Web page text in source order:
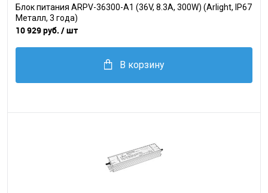
Блок питания ARPV-36300-A1 (36V, 8.3A, 300W) (Arlight, IP67
Металл, 3 года)
10 929 руб. / шт
В корзину